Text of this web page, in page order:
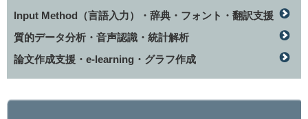
Input Method（言語入力）・辞典・フォント・翻訳支援
質的データ分析・音声認識・統計解析
論文作成支援・e-learning・グラフ作成